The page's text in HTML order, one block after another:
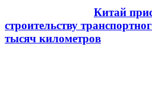
Китай
строительству
тысяч километров